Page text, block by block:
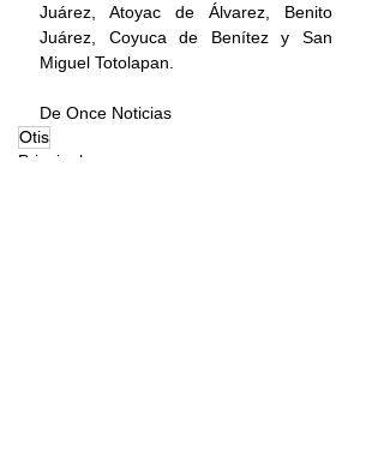
Juárez, Atoyac de Álvarez, Benito
Juárez, Coyuca de Benítez y San
Miguel Totolapan.
De Once Noticias
Otis
Principal